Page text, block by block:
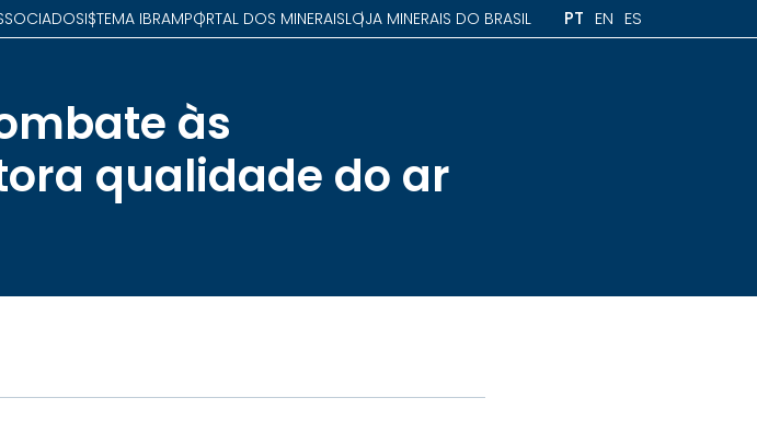
SISTEMA IBRAMPORTAL DOS MINERAISLOJA MINERAIS DO BRASIL PT EN ES
às
qualidade do ar